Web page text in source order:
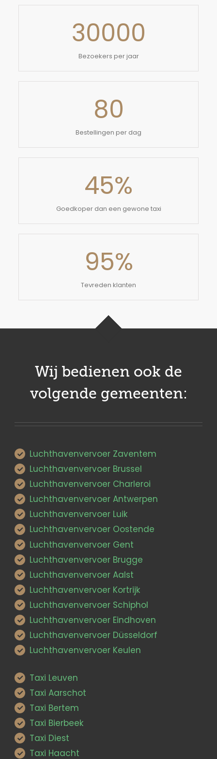
30000
Bezoekers per jaar
80
Bestellingen per dag
45%
Goedkoper dan een gewone taxi
95%
Tevreden klanten
Wij bedienen ook de
volgende gemeenten:
Luchthavenvervoer Zaventem
Luchthavenvervoer Brussel
Luchthavenvervoer Charleroi
Luchthavenvervoer Antwerpen
Luchthavenvervoer Luik
Luchthavenvervoer Oostende
Luchthavenvervoer Gent
Luchthavenvervoer Brugge
Luchthavenvervoer Aalst
Luchthavenvervoer Kortrijk
Luchthavenvervoer Schiphol
Luchthavenvervoer Eindhoven
Luchthavenvervoer Düsseldorf
Luchthavenvervoer Keulen
Taxi Leuven
Taxi Aarschot
Taxi Bertem
Taxi Bierbeek
Taxi Diest
Taxi Haacht